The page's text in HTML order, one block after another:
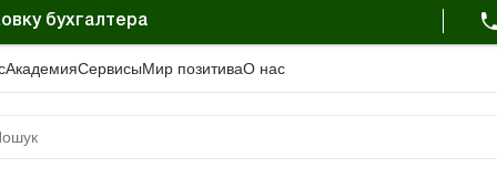
бухгалтера
АкадемияСервисыМир позитиваО нас